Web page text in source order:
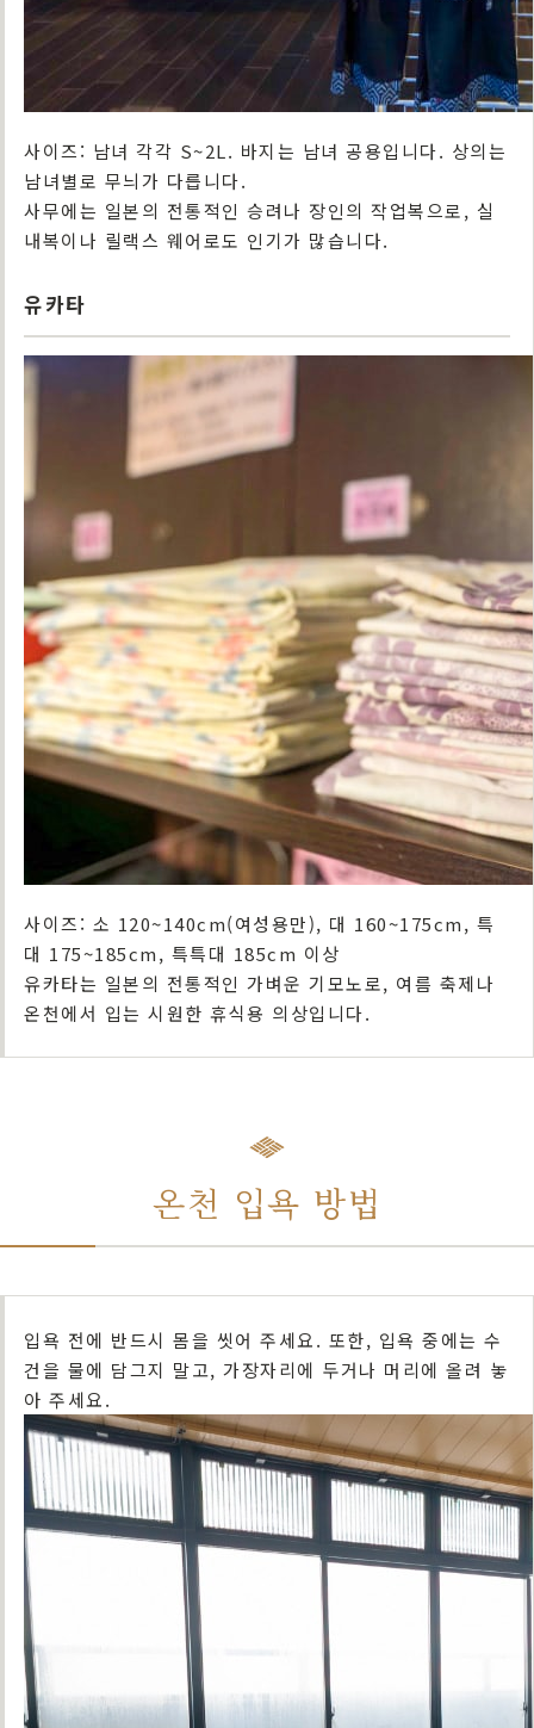
사이즈: 남녀 각각 S~2L. 바지는 남녀 공용입니다. 상의는
남녀별로 무늬가 다릅니다.
사무에는 일본의 전통적인 승려나 장인의 작업복으로, 실
내복이나 릴랙스 웨어로도 인기가 많습니다.
유카타
사이즈: 소 120~140cm(여성용만), 대 160~175cm, 특
대 175~185cm, 특특대 185cm 이상
유카타는 일본의 전통적인 가벼운 기모노로, 여름 축제나
온천에서 입는 시원한 휴식용 의상입니다.
온천 입욕 방법
입욕 전에 반드시 몸을 씻어 주세요. 또한, 입욕 중에는 수
건을 물에 담그지 말고, 가장자리에 두거나 머리에 올려 놓
아 주세요.